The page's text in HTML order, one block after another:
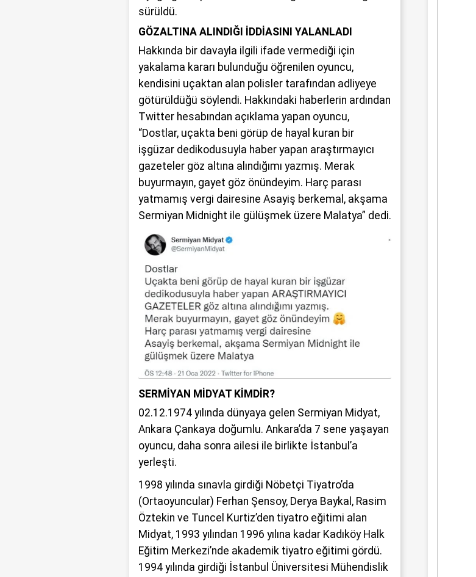
sürüldü.
GÖZALTINA ALINDIĞI İDDİASINI YALANLADI
Hakkında bir davayla ilgili ifade vermediği için
yakalama kararı bulunduğu öğrenilen oyuncu,
kendisini uçaktan alan polisler tarafından adliyeye
götürüldüğü söylendi. Hakkındaki haberlerin ardından
Twitter hesabından açıklama yapan oyuncu,
“Dostlar, uçakta beni görüp de hayal kuran bir
işgüzar dedikodusuyla haber yapan araştırmayıcı
gazeteler göz altına alındığımı yazmış. Merak
buyurmayın, gayet göz önündeyim. Harç parası
yatmamış vergi dairesine Asayiş berkemal, akşama
Sermiyan Midnight ile gülüşmek üzere Malatya” dedi.
SERMİYAN MİDYAT KİMDİR?
02.12.1974 yılında dünyaya gelen Sermiyan Midyat,
Ankara Çankaya doğumlu. Ankara’da 7 sene yaşayan
oyuncu, daha sonra ailesi ile birlikte İstanbul’a
yerleşti.
1998 yılında sınavla girdiği Nöbetçi Tiyatro’da
(Ortaoyuncular) Ferhan Şensoy, Derya Baykal, Rasim
Öztekin ve Tuncel Kurtiz’den tiyatro eğitimi alan
Midyat, 1993 yılından 1996 yılına kadar Kadıköy Halk
Eğitim Merkezi’nde akademik tiyatro eğitimi gördü.
1994 yılında girdiği İstanbul Üniversitesi Mühendislik